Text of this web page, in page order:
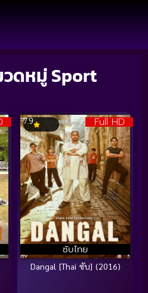
ดหมู่ Sport
Full HD
ซับไทย
7.9
Dangal [Thai ซับ] (2016)